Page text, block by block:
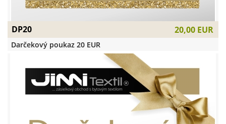
DP20 20,00 EUR
Darčekový poukaz 20 EUR